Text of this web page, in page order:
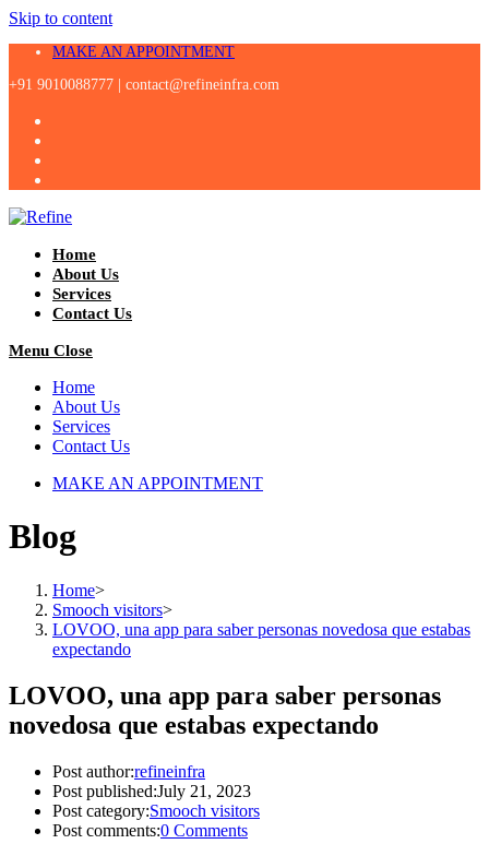
Skip to content
MAKE AN APPOINTMENT
+91 9010088777 | contact@refineinfra.com
Home
About Us
Services
Contact Us
Menu Close
Home
About Us
Services
Contact Us
MAKE AN APPOINTMENT
Blog
Home>
Smooch visitors>
LOVOO, una app para saber personas novedosa que estabas
expectando
LOVOO, una app para saber personas
novedosa que estabas expectando
Post author:refineinfra
Post published:July 21, 2023
Post category:Smooch visitors
Post comments:0 Comments